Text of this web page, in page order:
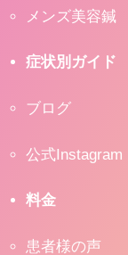
メンズ美容鍼
症状別ガイド
ブログ
公式Instagram
料金
患者様の声